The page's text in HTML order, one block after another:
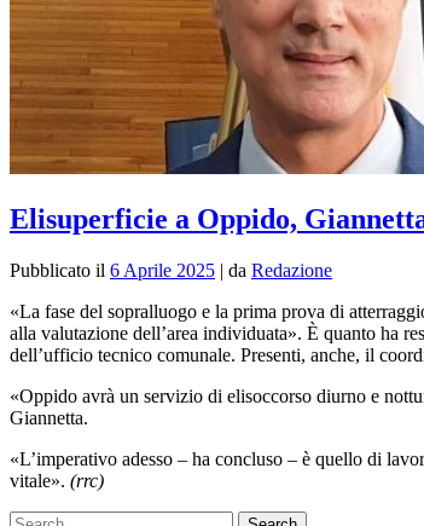
Elisuperficie a Oppido,
Pubblicato il 6 Aprile 2025 | da Redazione
«La fase del sopralluogo e la prima prova di
alla valutazione dell’area individuata». È quanto ha
dell’ufficio tecnico comunale. Presenti, anche, il
«Oppido avrà un servizio di elisoccorso diurno e
Giannetta.
«L’imperativo adesso – ha concluso – è quello di
vitale». (rrc)